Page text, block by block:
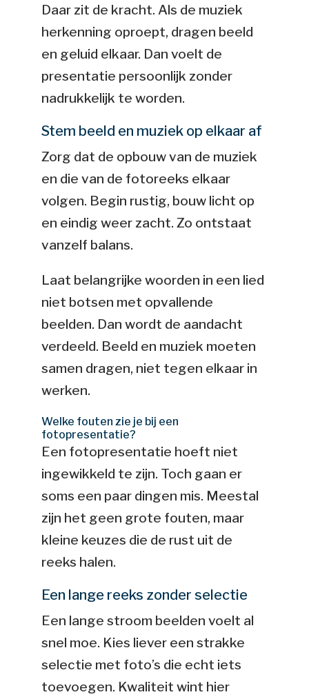
Daar zit de kracht. Als de muziek
herkenning oproept, dragen beeld
en geluid elkaar. Dan voelt de
presentatie persoonlijk zonder
nadrukkelijk te worden.
Stem beeld en muziek op elkaar af
Zorg dat de opbouw van de muziek
en die van de fotoreeks elkaar
volgen. Begin rustig, bouw licht op
en eindig weer zacht. Zo ontstaat
vanzelf balans.
Laat belangrijke woorden in een lied
niet botsen met opvallende
beelden. Dan wordt de aandacht
verdeeld. Beeld en muziek moeten
samen dragen, niet tegen elkaar in
werken.
Welke fouten zie je bij een
fotopresentatie?
Een fotopresentatie hoeft niet
ingewikkeld te zijn. Toch gaan er
soms een paar dingen mis. Meestal
zijn het geen grote fouten, maar
kleine keuzes die de rust uit de
reeks halen.
Een lange reeks zonder selectie
Een lange stroom beelden voelt al
snel moe. Kies liever een strakke
selectie met foto’s die echt iets
toevoegen. Kwaliteit wint hier